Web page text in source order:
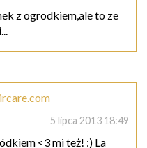
z ogrodkiem,ale to ze
5 lipca 2013 18:49
<3 mi też! :) La